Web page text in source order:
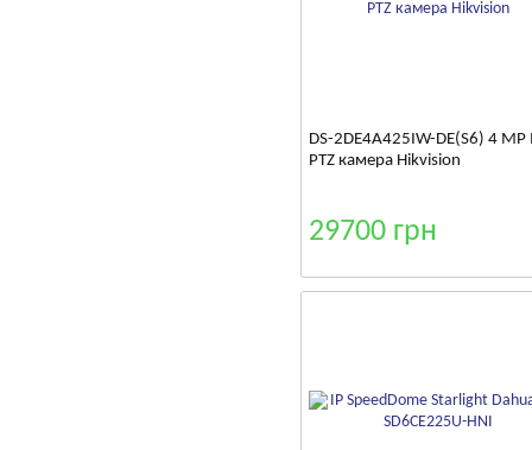
DS-2DE4A425IW-DE(S6) 4 MP
PTZ камера Hikvision
29700 грн